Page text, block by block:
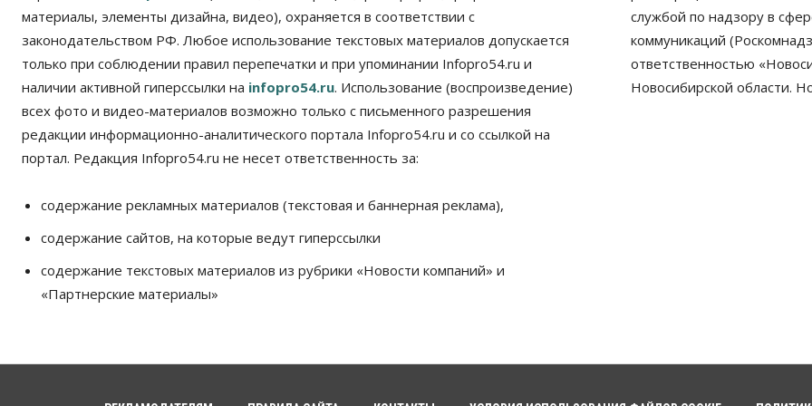
материалы, элементы дизайна, видео), охраняется в соответствии с
законодательством РФ. Любое использование текстовых материалов допускается
только при соблюдении правил перепечатки и при упоминании Infopro54.ru и
наличии активной гиперссылки на infopro54.ru. Использование (воспроизведение)
всех фото и видео-материалов возможно только с письменного разрешения
редакции информационно-аналитического портала Infopro54.ru и со ссылкой на
портал. Редакция Infopro54.ru не несет ответственность за:
содержание рекламных материалов (текстовая и баннерная реклама),
содержание сайтов, на которые ведут гиперссылки
содержание текстовых материалов из рубрики «Новости компаний» и
«Партнерские материалы»
службой по надзору в
коммуникаций
ответственностью
Новосибирской области.